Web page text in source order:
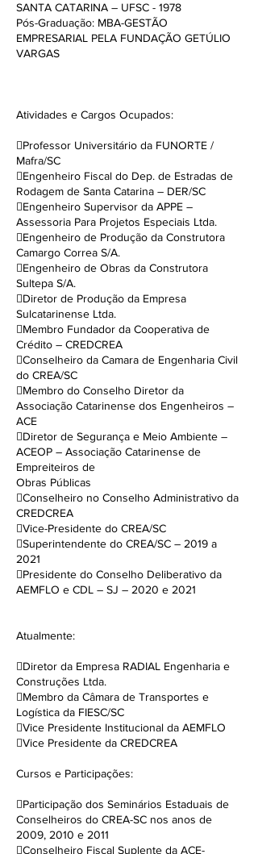
SANTA CATARINA – UFSC - 1978
Pós-Graduação: MBA-GESTÃO
EMPRESARIAL PELA FUNDAÇÃO GETÚLIO
VARGAS
Atividades e Cargos Ocupados:
Professor Universitário da FUNORTE /
Mafra/SC
Engenheiro Fiscal do Dep. de Estradas de
Rodagem de Santa Catarina – DER/SC
Engenheiro Supervisor da APPE –
Assessoria Para Projetos Especiais Ltda.
Engenheiro de Produção da Construtora
Camargo Correa S/A.
Engenheiro de Obras da Construtora
Sultepa S/A.
Diretor de Produção da Empresa
Sulcatarinense Ltda.
Membro Fundador da Cooperativa de
Crédito – CREDCREA
Conselheiro da Camara de Engenharia Civil
do CREA/SC
Membro do Conselho Diretor da
Associação Catarinense dos Engenheiros –
ACE
Diretor de Segurança e Meio Ambiente –
ACEOP – Associação Catarinense de
Empreiteiros de
Obras Públicas
Conselheiro no Conselho Administrativo da
CREDCREA
Vice-Presidente do CREA/SC
Superintendente do CREA/SC – 2019 a
2021
Presidente do Conselho Deliberativo da
AEMFLO e CDL – SJ – 2020 e 2021
Atualmente:
Diretor da Empresa RADIAL Engenharia e
Construções Ltda.
Membro da Câmara de Transportes e
Logística da FIESC/SC
Vice Presidente Institucional da AEMFLO
Vice Presidente da CREDCREA
Cursos e Participações:
Participação dos Seminários Estaduais de
Conselheiros do CREA-SC nos anos de
2009, 2010 e 2011
Conselheiro Fiscal Suplente da ACE-